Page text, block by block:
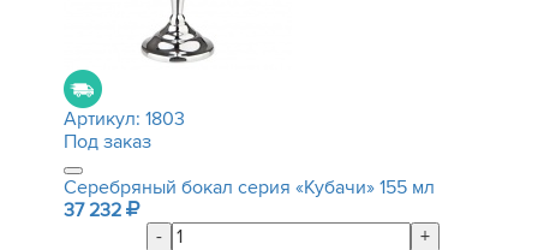
Артикул: 1803
Под заказ
Серебряный бокал серия «Кубачи» 155 мл
37 232
-
+